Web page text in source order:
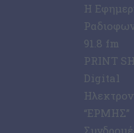
Η
91.8 fm
PRINT
Digital
“ΕΡΜΗΣ”